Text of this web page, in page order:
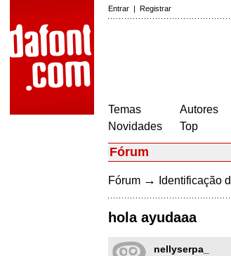
Entrar | Registrar
Temas
Novidades
Autores
Top
Fórum
Fórum → Identificação
hola ayudaaa
nellyserpa_